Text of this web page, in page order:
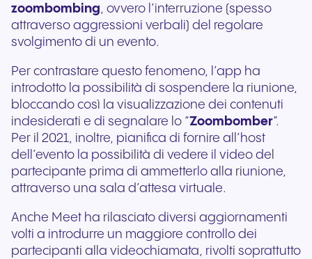
zoombombing, ovvero l’interruzione (spesso
attraverso aggressioni verbali) del regolare
svolgimento di un evento.
Per contrastare questo fenomeno, l’app ha
introdotto la possibilità di sospendere la riunione,
bloccando così la visualizzazione dei contenuti
indesiderati e di segnalare lo “Zoombomber”.
Per il 2021, inoltre, pianifica di fornire all’host
dell’evento la possibilità di vedere il video del
partecipante prima di ammetterlo alla riunione,
attraverso una sala d’attesa virtuale.
Anche Meet ha rilasciato diversi aggiornamenti
volti a introdurre un maggiore controllo dei
partecipanti alla videochiamata, rivolti soprattutto